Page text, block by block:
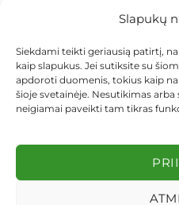
Slapukų
Siekdami teikti geriausią patirtį,
kaip slapukus. Jei sutiksite su
apdoroti duomenis, tokius kaip
šioje svetainėje. Nesutikimas
neigiamai paveikti tam tikras
KEITIMAS IR
Visos teisės